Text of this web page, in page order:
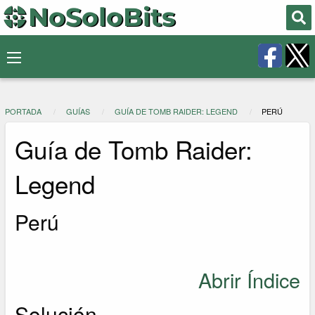
PORTADA GUÍAS GUÍA DE TOMB RAIDER: LEGEND PERÚ
Guía de Tomb Raider:
Legend
Perú
Abrir Índice